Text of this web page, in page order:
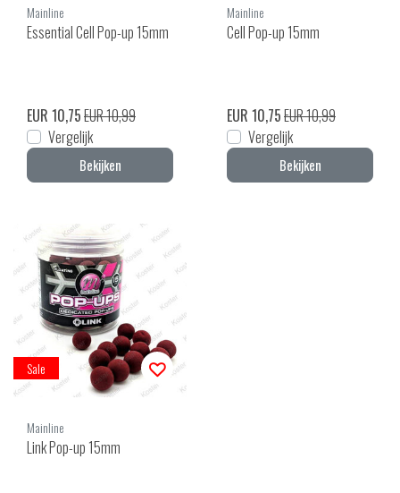
Mainline
Essential Cell Pop-up 15mm
EUR 10,75EUR 10,99
Vergelijk
Bekijken
Mainline
Cell Pop-up 15mm
EUR 10,75EUR 10,99
Vergelijk
Bekijken
Sale
Mainline
Link Pop-up 15mm